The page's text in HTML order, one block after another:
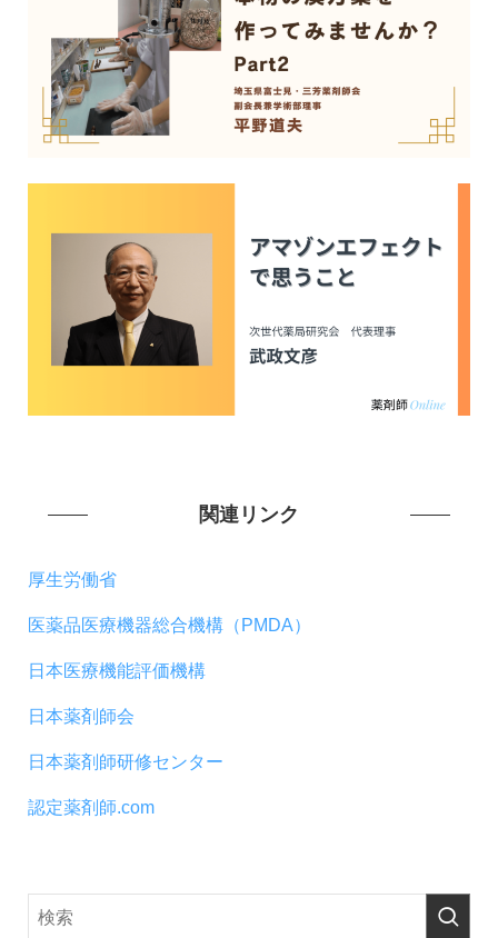
関連リンク
厚生労働省
医薬品医療機器総合機構（PMDA）
日本医療機能評価機構
日本薬剤師会
日本薬剤師研修センター
認定薬剤師.com